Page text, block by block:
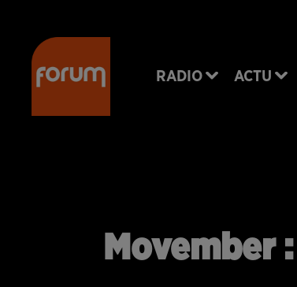
RADIO ACTU
Movember